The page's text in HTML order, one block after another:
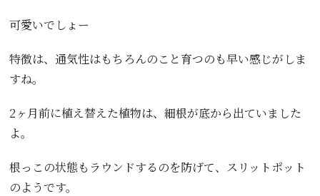
可愛いでしょー
特徴は、通気性はもちろんのこと育つのも早い感じがしま
すね。
2ヶ月前に植え替えた植物は、細根が底から出ていました
よ。
根っこの状態もラウンドするのを防げて、スリットポット
のようです。